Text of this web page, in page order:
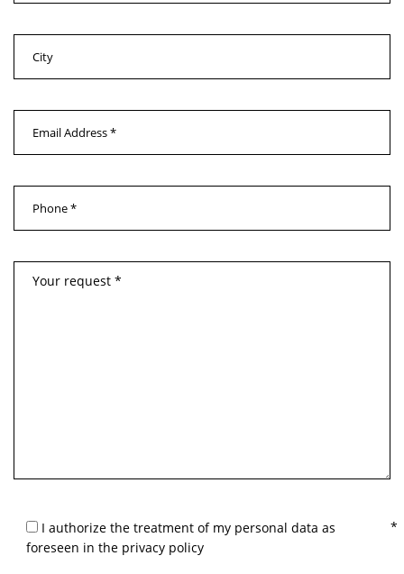
I authorize the treatment of my personal data as
foreseen in the privacy policy